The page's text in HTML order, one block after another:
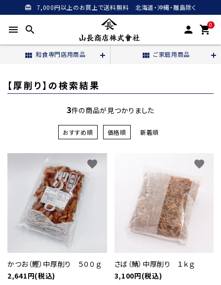
card_giftcard 7,000円以上のお買上で送料無料 北海道・沖縄・離島除く
menu search person 0
shopping_cart
view_module 和食専門店用商品 view_module ご家庭用商品
【厚削り】の検索結果
3件の商品が見つかりました
おすすめ順 価格順 新着順
かつお（鰹）中厚削り ５００ｇ
2,641円(税込)
favorite
さば（鯖）中厚削り １ｋｇ
3,100円(税込)
favorite